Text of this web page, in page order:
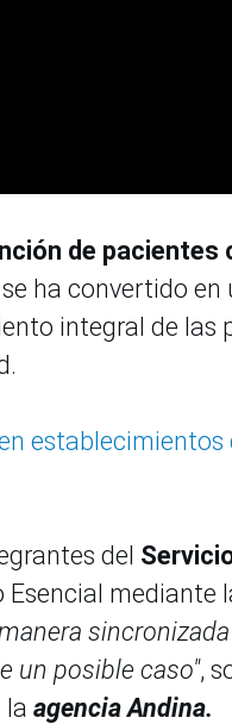
de pacientes
se ha convertido
integral de las
establecimientos
del
mediante
un posible caso",
la agencia Andina.